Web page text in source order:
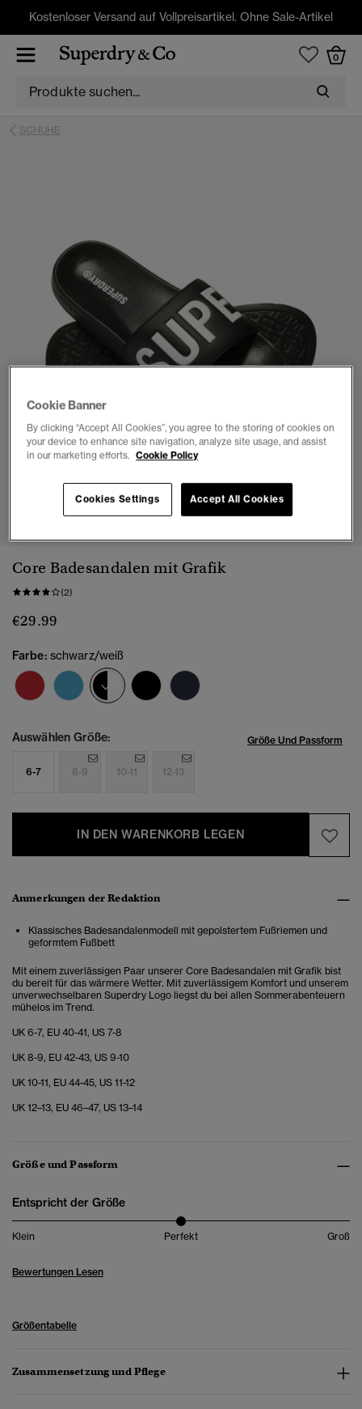
Kostenloser Versand auf Vollpreisartikel. Ohne Sale-Artikel
0
SCHUHE
1 2 4 5
Core Badesandalen mit Grafik
(2)
€29.99
Farbe: schwarz/weiß
Ausgewählt
Auswählen Größe: Größe Und Passform
6-7 8-9 10-11 12-13
IN DEN WARENKORB LEGEN
Anmerkungen der Redaktion
Klassisches Badesandalenmodell mit gepolstertem Fußriemen und
geformtem Fußbett
Mit einem zuverlässigen Paar unserer Core Badesandalen mit Grafik bist
du bereit für das wärmere Wetter. Mit zuverlässigem Komfort und unserem
unverwechselbaren Superdry Logo liegst du bei allen Sommerabenteuern
mühelos im Trend.
UK 6-7, EU 40-41, US 7-8
UK 8-9, EU 42-43, US 9-10
UK 10-11, EU 44-45, US 11-12
UK 12–13, EU 46–47, US 13–14
Größe und Passform
Entspricht der Größe
Klein Perfekt Groß
Bewertungen Lesen
Größentabelle
Zusammensetzung und Pflege
Cookie Banner
By clicking “Accept All Cookies”, you agree to the storing of cookies on
your device to enhance site navigation, analyze site usage, and assist
in our marketing efforts. Cookie Policy
Accept All Cookies
Cookies Settings